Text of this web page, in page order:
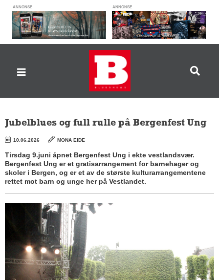
ANNONSE ANNONSE
Jubelblues og full rulle på Bergenfest Ung
10.06.2026 MONA EIDE
Tirsdag 9.juni åpnet Bergenfest Ung i ekte vestlandsvær.
Bergenfest Ung er et gratisarrangement for barnehager og
skoler i Bergen, og er et av de største kulturarrangementene
rettet mot barn og unge her på Vestlandet.